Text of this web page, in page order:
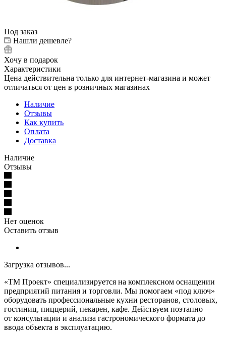
Под заказ
Нашли дешевле?
Хочу в подарок
Характеристики
Цена действительна только для интернет-магазина и может
отличаться от цен в розничных магазинах
Наличие
Отзывы
Как купить
Оплата
Доставка
Наличие
Отзывы
Нет оценок
Оставить отзыв
Загрузка отзывов...
«ТМ Проект» специализируется на комплексном оснащении
предприятий питания и торговли. Мы помогаем «под ключ»
оборудовать профессиональные кухни ресторанов, столовых,
гостиниц, пиццерий, пекарен, кафе. Действуем поэтапно —
от консультации и анализа гастрономического формата до
ввода объекта в эксплуатацию.